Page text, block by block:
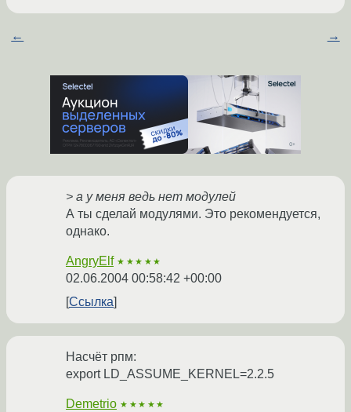
← →
> а у меня ведь нет модулей
А ты сделай модулями. Это рекомендуется,
однако.
AngryElf ★★★★★
02.06.2004 00:58:42 +00:00
Ссылка
Насчёт рпм:
export LD_ASSUME_KERNEL=2.2.5
Demetrio ★★★★★